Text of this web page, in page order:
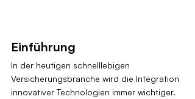
Einführung
In der heutigen schnelllebigen
Versicherungsbranche wird die Integration
innovativer Technologien immer wichtiger.